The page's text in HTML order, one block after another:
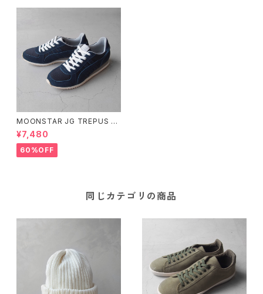
MOONSTAR JG TREPUS N
AVY 22cm
¥7,480
60%OFF
同じカテゴリの商品